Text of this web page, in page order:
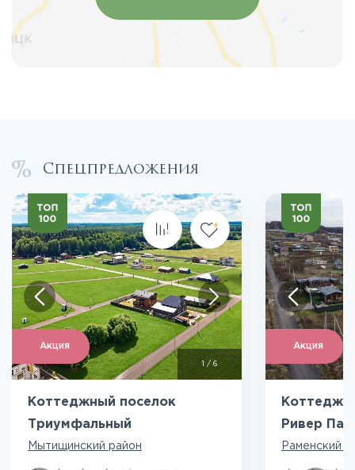
Спецпредложения
Акция
1 / 6
Коттеджный поселок
Триумфальный
Мытищинский район
Акция
Ривер
Раменский